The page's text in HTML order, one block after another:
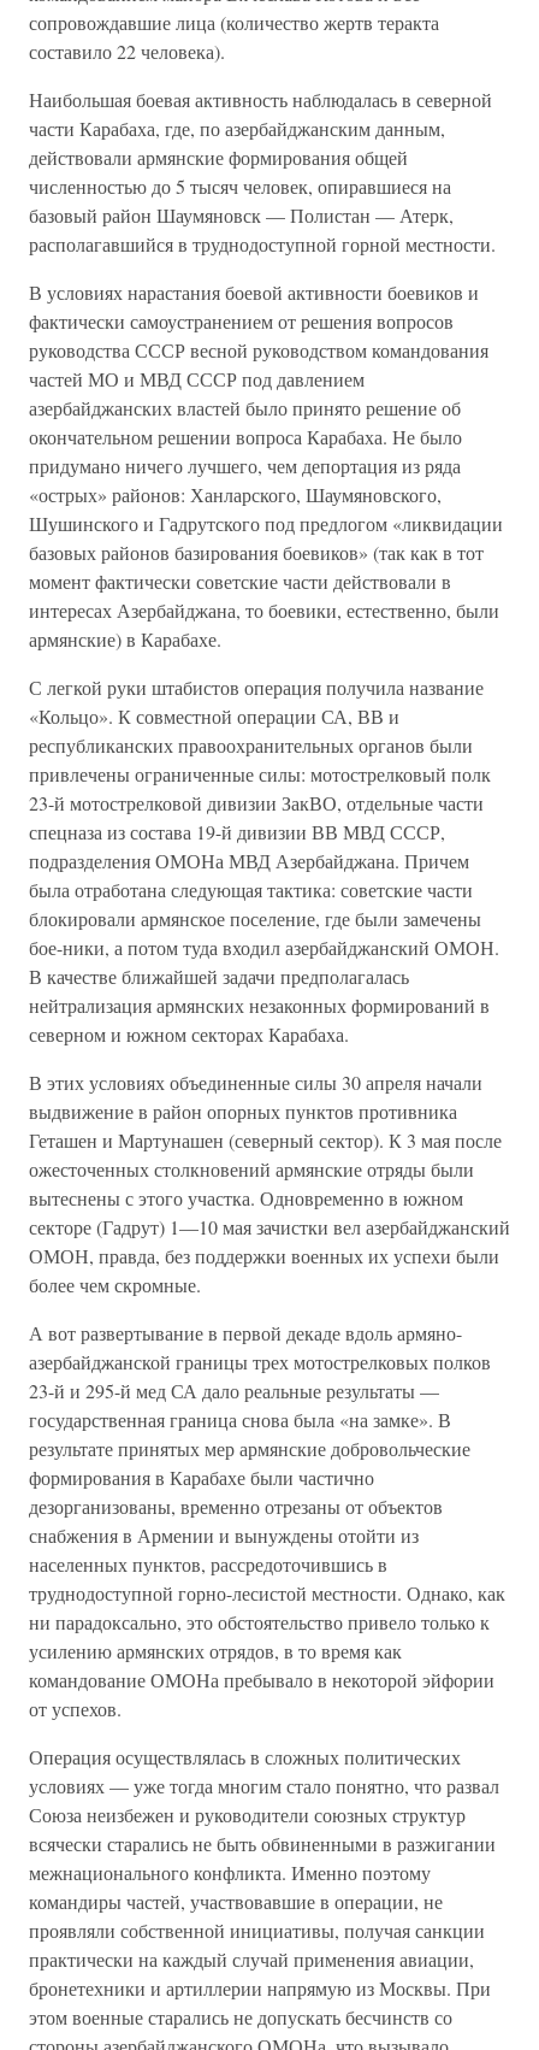
сопровождавшие лица (количество жертв теракта
составило 22 человека).
Наибольшая боевая активность наблюдалась в северной
части Карабаха, где, по азербайджанским данным,
действовали армянские формирования общей
численностью до 5 тысяч человек, опиравшиеся на
базовый район Шаумяновск — Полистан — Атерк,
располагавшийся в труднодоступной горной местности.
В условиях нарастания боевой активности боевиков и
фактически самоустранением от решения вопросов
руководства СССР весной руководством командования
частей МО и МВД СССР под давлением
азербайджанских властей было принято решение об
окончательном решении вопроса Карабаха. Не было
придумано ничего лучшего, чем депортация из ряда
«острых» районов: Ханларского, Шаумяновского,
Шушинского и Гадрутского под предлогом «ликвидации
базовых районов базирования боевиков» (так как в тот
момент фактически советские части действовали в
интересах Азербайджана, то боевики, естественно, были
армянские) в Карабахе.
С легкой руки штабистов операция получила название
«Кольцо». К совместной операции СА, ВВ и
республиканских правоохранительных органов были
привлечены ограниченные силы: мотострелковый полк
23-й мотострелковой дивизии ЗакВО, отдельные части
спецназа из состава 19-й дивизии ВВ МВД СССР,
подразделения ОМОНа МВД Азербайджана. Причем
была отработана следующая тактика: советские части
блокировали армянское поселение, где были замечены
бое-ники, а потом туда входил азербайджанский ОМОН.
В качестве ближайшей задачи предполагалась
нейтрализация армянских незаконных формирований в
северном и южном секторах Карабаха.
В этих условиях объединенные силы 30 апреля начали
выдвижение в район опорных пунктов противника
Геташен и Мартунашен (северный сектор). К 3 мая после
ожесточенных столкновений армянские отряды были
вытеснены с этого участка. Одновременно в южном
секторе (Гадрут) 1—10 мая зачистки вел азербайджанский
ОМОН, правда, без поддержки военных их успехи были
более чем скромные.
А вот развертывание в первой декаде вдоль армяно-
азербайджанской границы трех мотострелковых полков
23-й и 295-й мед СА дало реальные результаты —
государственная граница снова была «на замке». В
результате принятых мер армянские добровольческие
формирования в Карабахе были частично
дезорганизованы, временно отрезаны от объектов
снабжения в Армении и вынуждены отойти из
населенных пунктов, рассредоточившись в
труднодоступной горно-лесистой местности. Однако, как
ни парадоксально, это обстоятельство привело только к
усилению армянских отрядов, в то время как
командование ОМОНа пребывало в некоторой эйфории
от успехов.
Операция осуществлялась в сложных политических
условиях — уже тогда многим стало понятно, что развал
Союза неизбежен и руководители союзных структур
всячески старались не быть обвиненными в разжигании
межнационального конфликта. Именно поэтому
командиры частей, участвовавшие в операции, не
проявляли собственной инициативы, получая санкции
практически на каждый случай применения авиации,
бронетехники и артиллерии напрямую из Москвы. При
этом военные старались не допускать бесчинств со